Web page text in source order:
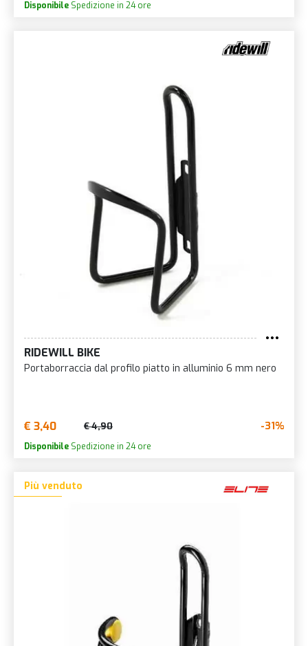
Disponibile Spedizione in 24 ore
RIDEWILL BIKE
Portaborraccia dal profilo piatto in alluminio 6 mm nero
€ 3,40 € 4,90 -31%
Disponibile Spedizione in 24 ore
Più venduto